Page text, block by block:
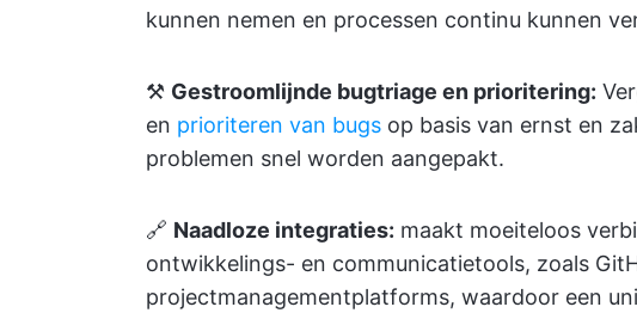
kunnen nemen en processen continu kunnen
⚒️ Gestroomlijnde bugtriage en prioritering:
en prioriteren van bugs op basis van ernst en
problemen snel worden aangepakt.
🔗 Naadloze integraties: maakt moeiteloos
ontwikkelings- en communicatietools, zoals
projectmanagementplatforms, waardoor een